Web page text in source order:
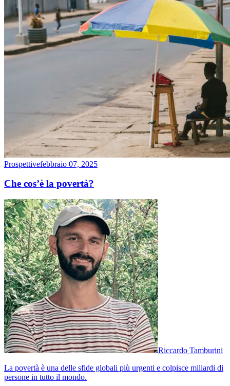
Prospettivefebbraio 07, 2025
Che cos’è la povertà?
Riccardo Tamburini
La povertà è una delle sfide globali più urgenti e colpisce miliardi di
persone in tutto il mondo.